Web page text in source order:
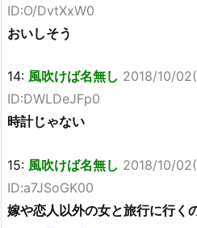
ID:O/DvtXxW0
おいしそう
14: 風吹けば名無し 2018/10/
ID:DWLDeJFp0
時計じゃない
15: 風吹けば名無し 2018/10/
ID:a7JSoGK00
嫁や恋人以外の女と旅行に行く